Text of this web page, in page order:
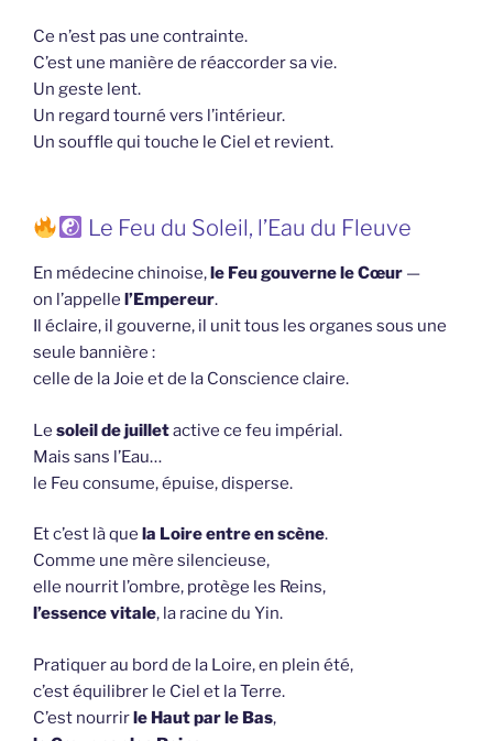
Ce n’est pas une contrainte.
C’est une manière de réaccorder sa vie.
Un geste lent.
Un regard tourné vers l’intérieur.
Un souffle qui touche le Ciel et revient.
Le Feu du Soleil, l’Eau du Fleuve
En médecine chinoise,le Feu gouverne le Cœur —
on l’appelle l’Empereur.
Il éclaire, il gouverne, il unit tous les organes sous une
seule bannière :
celle de la Joie et de la Conscience claire.
Le soleil de juilletactive ce feu impérial.
Mais sans l’Eau…
le Feu consume, épuise, disperse.
Et c’est là que la Loire entre en scène.
Comme une mère silencieuse,
elle nourrit l’ombre, protège les Reins,
l’essence vitale, la racine du Yin.
Pratiquer au bord de la Loire, en plein été,
c’est équilibrer le Ciel et la Terre.
C’est nourrirle Haut par le Bas,